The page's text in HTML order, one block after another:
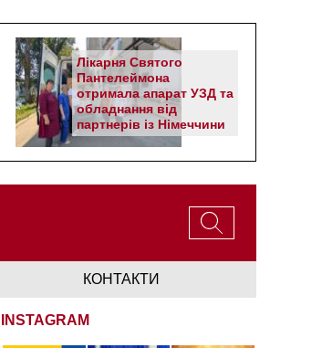
Лікарня Святого
Пантелеймона
отримала апарат УЗД та
обладнання від
партнерів із Німеччини
КОНТАКТИ
INSTAGRAM